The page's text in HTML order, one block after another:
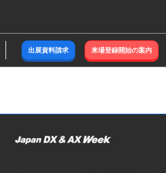
出展資料請求 来場登録開始の案内